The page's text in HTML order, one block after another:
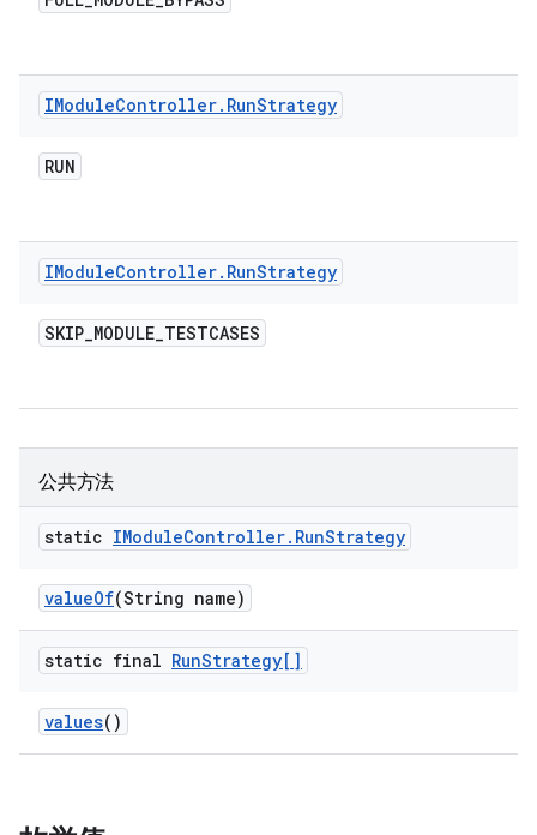
IModuleController. RunStrategy
RUN
IModuleController. RunStrategy
SKIP_MODULE_TESTCASES
公共方法
static IModuleController. RunStrategy
valueOf(String name)
static final RunStrategy[]
values()